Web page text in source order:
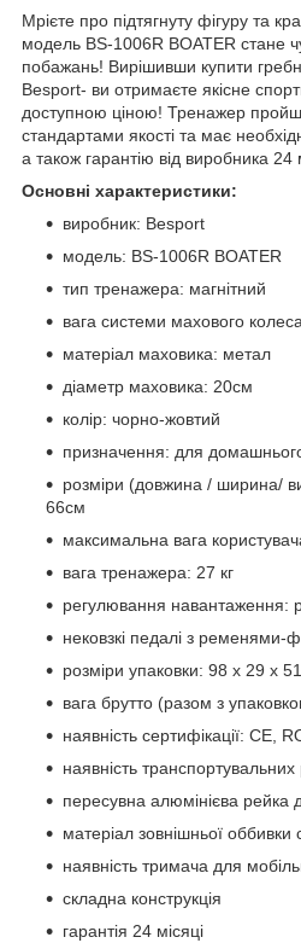
Мрієте про підтягнуту фігуру та
модель BS-1006R BOATER стане
побажань! Вирішивши купити
Besport- ви отримаєте якісне
доступною ціною! Тренажер
стандартами якості та має
а також гарантію від виробника 24
Основні характеристики:
виробник: Besport
модель: BS-1006R BOATER
тип тренажера: магнітний
вага системи махового
матеріал маховика: метал
діаметр маховика: 20см
колір: чорно-жовтий
призначення: для
розміри (довжина / ширина/
66см
максимальна вага
вага тренажера: 27 кг
регулювання навантаження:
нековзкі педалі з ременями-
розміри упаковки: 98 х 29 х
вага брутто (разом з
наявність сертифікації: CE,
наявність транспортувальних
пересувна алюмінієва
матеріал зовнішньої оббивки
наявність тримача для
складна конструкція
гарантія 24 місяці